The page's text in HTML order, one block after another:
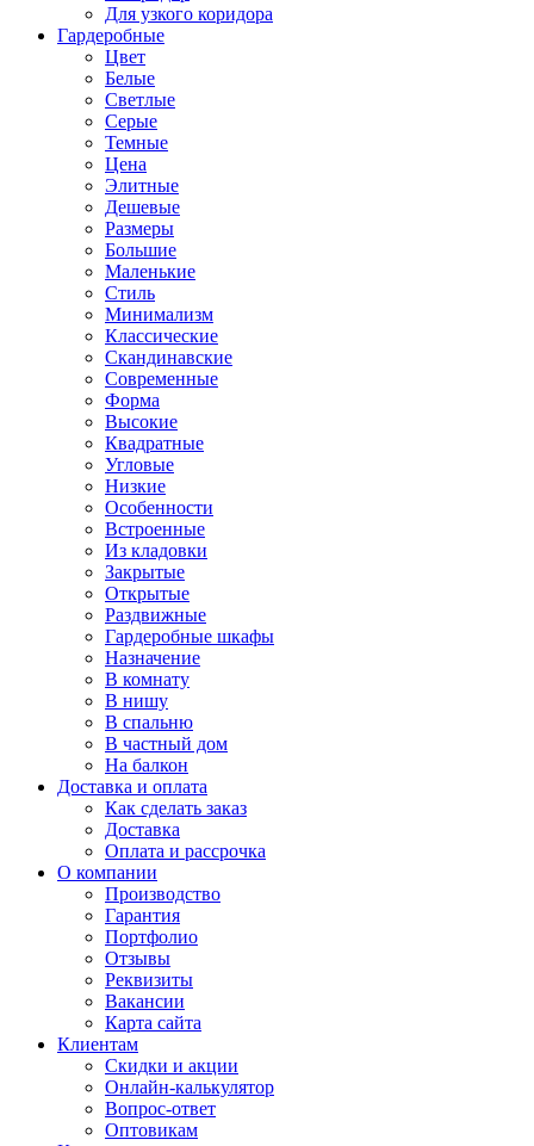
Для узкого коридора
Гардеробные
Цвет
Белые
Светлые
Серые
Темные
Цена
Элитные
Дешевые
Размеры
Большие
Маленькие
Стиль
Минимализм
Классические
Скандинавские
Современные
Форма
Высокие
Квадратные
Угловые
Низкие
Особенности
Встроенные
Из кладовки
Закрытые
Открытые
Раздвижные
Гардеробные шкафы
Назначение
В комнату
В нишу
В спальню
В частный дом
На балкон
Доставка и оплата
Как сделать заказ
Доставка
Оплата и рассрочка
О компании
Производство
Гарантия
Портфолио
Отзывы
Реквизиты
Вакансии
Карта сайта
Клиентам
Скидки и акции
Онлайн-калькулятор
Вопрос-ответ
Оптовикам